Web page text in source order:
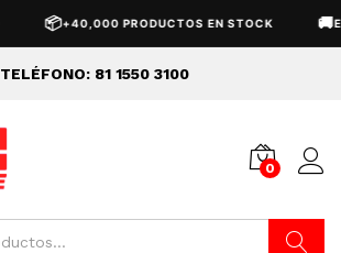
📦+40,000 PRODUCTOS EN STOCK 🚚
TELÉFONO: 81 1550 3100
0